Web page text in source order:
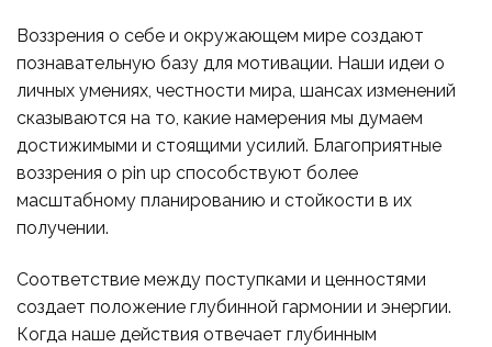
Воззрения о себе и окружающем мире создают
познавательную базу для мотивации. Наши идеи о
личных умениях, честности мира, шансах изменений
сказываются на то, какие намерения мы думаем
достижимыми и стоящими усилий. Благоприятные
воззрения о pin up способствуют более
масштабному планированию и стойкости в их
получении.
Соответствие между поступками и ценностями
создает положение глубинной гармонии и энергии.
Когда наше действия отвечает глубинным